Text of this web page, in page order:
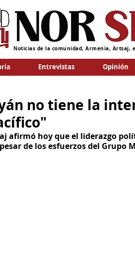
Noticias de la comunidad, Armenia, Artsaj,
Entrevistas Opinión
no tiene la
afirmó hoy que el liderazgo
de los esfuerzos del Grupo